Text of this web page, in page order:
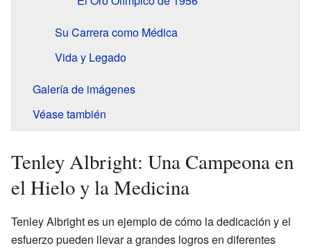
Su Carrera como Médica
Vida y Legado
Galería de imágenes
Véase también
Tenley Albright: Una Campeona en
el Hielo y la Medicina
Tenley Albright es un ejemplo de cómo la dedicación y el
esfuerzo pueden llevar a grandes logros en diferentes